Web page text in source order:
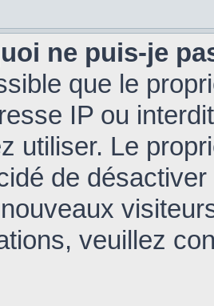
ne puis-je
que le
IP ou
utiliser. Le
de
veuillez